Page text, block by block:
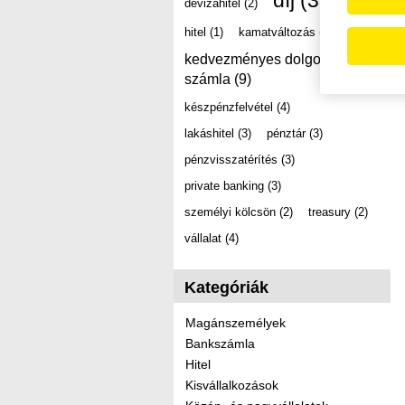
devizahitel (2)
hitel (1) kamatváltozás (2)
kedvezményes dolgozói
számla (9)
készpénzfelvétel (4)
lakáshitel (3) pénztár (3)
pénzvisszatérítés (3)
private banking (3)
személyi kölcsön (2) treasury (2)
vállalat (4)
Kategóriák
Magánszemélyek
Bankszámla
Hitel
Kisvállalkozások